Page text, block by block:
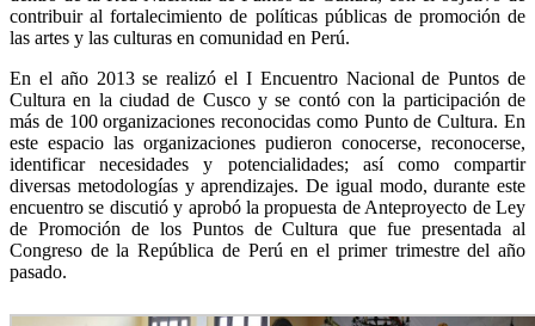
contribuir al fortalecimiento de políticas públicas de promoción de
las artes y las culturas en comunidad en Perú.
En el año 2013 se realizó el I Encuentro Nacional de Puntos de
Cultura en la ciudad de Cusco y se contó con la participación de
más de 100 organizaciones reconocidas como Punto de Cultura. En
este espacio las organizaciones pudieron conocerse, reconocerse,
identificar necesidades y potencialidades; así como compartir
diversas metodologías y aprendizajes. De igual modo, durante este
encuentro se discutió y aprobó la propuesta de Anteproyecto de Ley
de Promoción de los Puntos de Cultura que fue presentada al
Congreso de la República de Perú en el primer trimestre del año
pasado.